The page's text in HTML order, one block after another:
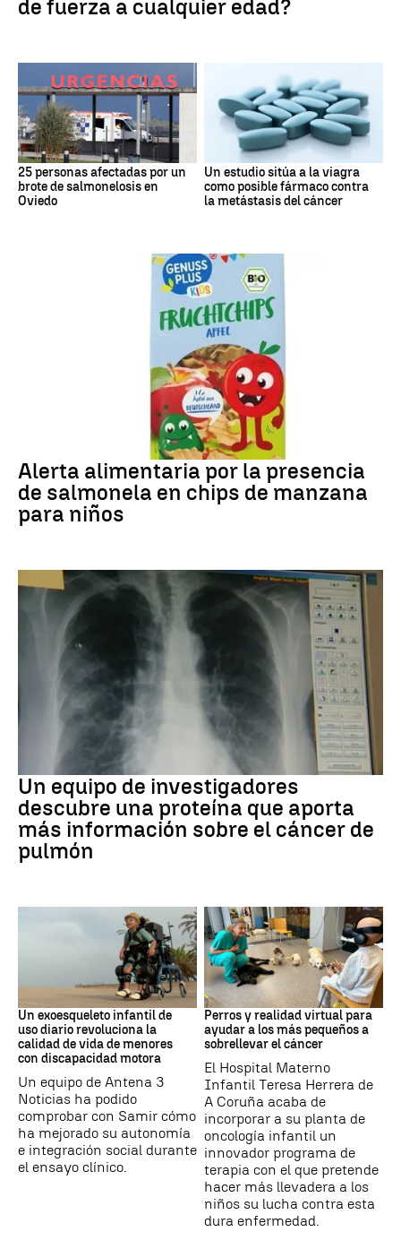
de fuerza a cualquier edad?
25 personas afectadas por un
brote de salmonelosis en
Oviedo
Un estudio sitúa a la viagra
como posible fármaco contra
la metástasis del cáncer
Alerta alimentaria por la presencia
de salmonela en chips de manzana
para niños
Cáncer de pulmón
Un equipo de investigadores
descubre una proteína que aporta
más información sobre el cáncer de
pulmón
DISCAPACIDAD
Un exoesqueleto infantil de
uso diario revoluciona la
calidad de vida de menores
con discapacidad motora
Un equipo de Antena 3
Noticias ha podido
comprobar con Samir cómo
ha mejorado su autonomía
e integración social durante
el ensayo clínico.
Galicia
Perros y realidad virtual para
ayudar a los más pequeños a
sobrellevar el cáncer
El Hospital Materno
Infantil Teresa Herrera de
A Coruña acaba de
incorporar a su planta de
oncología infantil un
innovador programa de
terapia con el que pretende
hacer más llevadera a los
niños su lucha contra esta
dura enfermedad.